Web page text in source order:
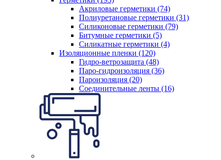
Акриловые герметики (74)
Полиуретановые герметики (31)
Силиконовые герметики (79)
Битумные герметики (5)
Силикатные герметики (4)
Изоляционные пленки (120)
Гидро-ветрозащита (48)
Паро-гидроизоляция (36)
Пароизоляция (20)
Соединительные ленты (16)